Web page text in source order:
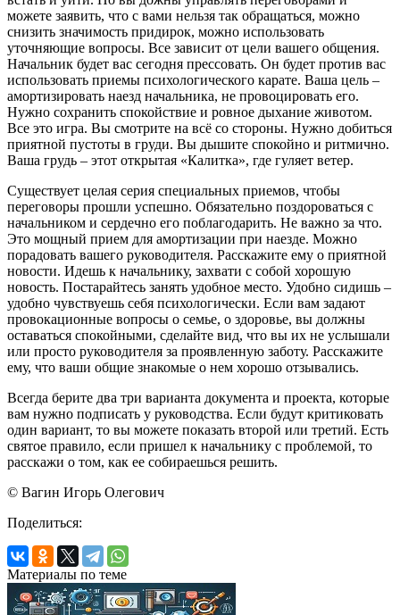
можете заявить, что с вами нельзя так обращаться, можно
снизить значимость придирок, можно использовать
уточняющие вопросы. Все зависит от цели вашего общения.
Начальник будет вас сегодня прессовать. Он будет против вас
использовать приемы психологического карате. Ваша цель –
амортизировать наезд начальника, не провоцировать его.
Нужно сохранить спокойствие и ровное дыхание животом.
Все это игра. Вы смотрите на всё со стороны. Нужно добиться
приятной пустоты в груди. Вы дышите спокойно и ритмично.
Ваша грудь – этот открытая «Калитка», где гуляет ветер.
Существует целая серия специальных приемов, чтобы
переговоры прошли успешно. Обязательно поздороваться с
начальником и сердечно его поблагодарить. Не важно за что.
Это мощный прием для амортизации при наезде. Можно
порадовать вашего руководителя. Расскажите ему о приятной
новости. Идешь к начальнику, захвати с собой хорошую
новость. Постарайтесь занять удобное место. Удобно сидишь –
удобно чувствуешь себя психологически. Если вам задают
провокационные вопросы о семье, о здоровье, вы должны
оставаться спокойными, сделайте вид, что вы их не услышали
или просто руководителя за проявленную заботу. Расскажите
ему, что ваши общие знакомые о нем хорошо отзывались.
Всегда берите два три варианта документа и проекта, которые
вам нужно подписать у руководства. Если будут критиковать
один вариант, то вы можете показать второй или третий. Есть
святое правило, если пришел к начальнику с проблемой, то
расскажи о том, как ее собираешься решить.
© Вагин Игорь Олегович
Поделиться:
Материалы по теме